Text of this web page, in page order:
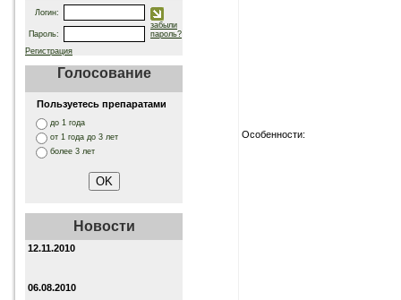
Логин:
Пароль:
забыли
пароль?
Регистрация
Голосование
Пользуетесь препаратами
до 1 года
от 1 года до 3 лет
более 3 лет
Новости
12.11.2010
06.08.2010
Особенности: